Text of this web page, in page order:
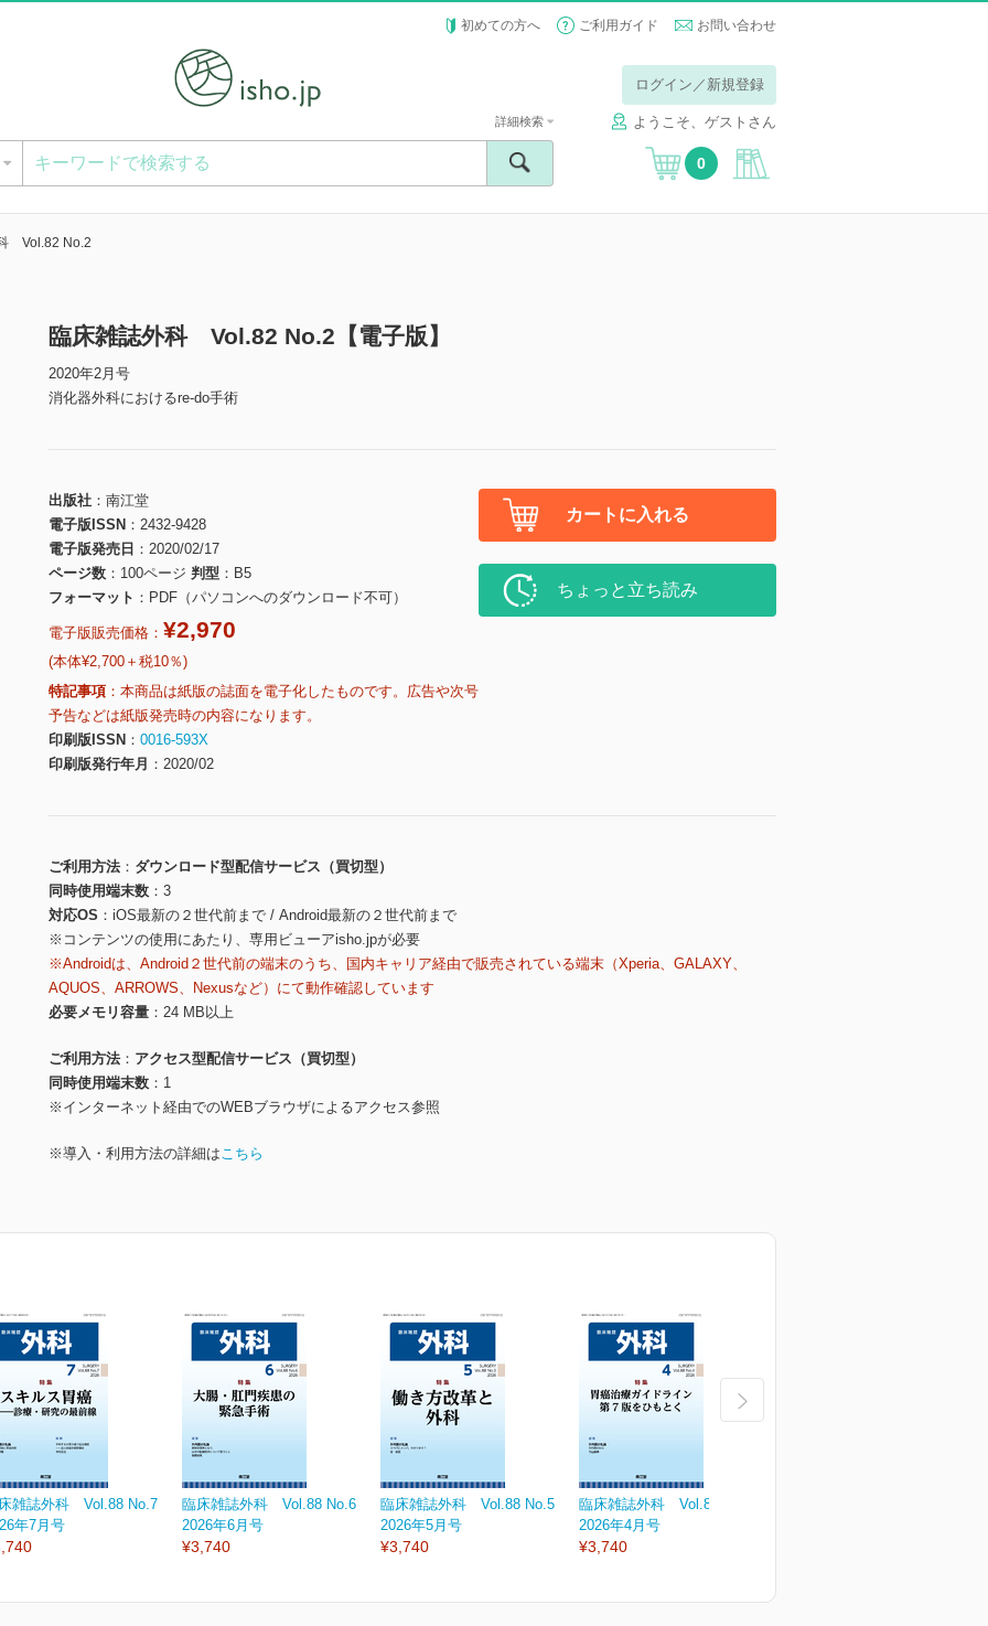
初めての方へ ご利用ガイド お問い合わせ
ログイン／新規登録
ようこそ、ゲストさん
詳細検索
0
Vol.82 No.2
臨床雑誌外科 Vol.82 No.2【電子版】
2020年2月号
消化器外科におけるre-do手術
出版社
南江堂
電子版ISSN
2432-9428
電子版発売日
2020/02/17
ページ数
100ページ 判型
B5
フォーマット
PDF（パソコンへのダウンロード不可）
電子版販売価格： ¥2,970
(本体¥2,700＋税10％)
特記事項
本商品は紙版の誌面を電子化したものです。広告や次号
予告などは紙版発売時の内容になります。
印刷版ISSN
0016-593X
印刷版発行年月
2020/02
カートに入れる
ちょっと立ち読み
ご利用方法
ダウンロード型配信サービス（買切型）
同時使用端末数
3
対応OS
iOS最新の２世代前まで / Android最新の２世代前まで
※コンテンツの使用にあたり、専用ビューアisho.jpが必要
※Androidは、Android２世代前の端末のうち、国内キャリア経由で販売されている端末（Xperia、GALAXY、
AQUOS、ARROWS、Nexusなど）にて動作確認しています
必要メモリ容量
24 MB以上
ご利用方法
アクセス型配信サービス（買切型）
同時使用端末数
1
※インターネット経由でのWEBブラウザによるアクセス参照
※導入・利用方法の詳細はこちら
雑誌外科 Vol.88 No.7
年7月号
臨床雑誌外科 Vol.88 No.6
2026年6月号
¥3,740
臨床雑誌外科 Vol.88 No.5
2026年5月号
¥3,740
臨床雑誌外科 Vol.88 No.4
2026年4月号
¥3,740